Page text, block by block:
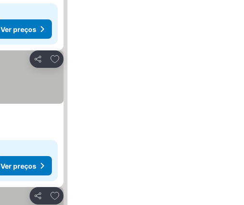
Ver preços
Partilhar
Adicionar aos favoritos
Ver preços
Partilhar
Adicionar aos favoritos